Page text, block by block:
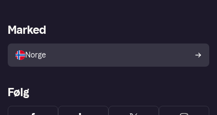
Utforsk butikker
Merchant portal
Marked
Norge
Følg